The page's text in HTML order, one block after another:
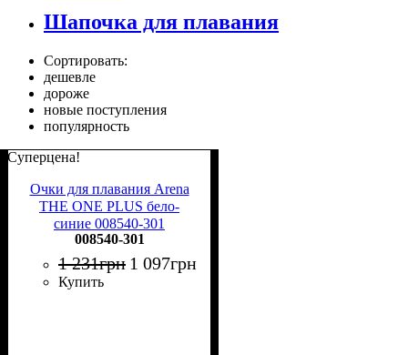
Шапочка для плавания
Сортировать:
дешевле
дороже
новые поступления
популярность
Суперцена!
Очки для плавания Arena
THE ONE PLUS бело-
синие 008540-301
008540-301
1 231грн 1 097грн
Купить